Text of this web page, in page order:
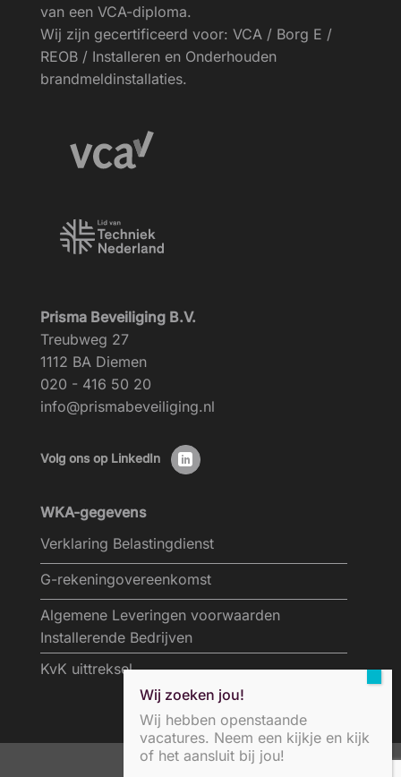
van een VCA-diploma.
Wij zijn gecertificeerd voor: VCA / Borg E /
REOB / Installeren en Onderhouden
brandmeldinstallaties.
Prisma Beveiliging B.V.
Treubweg 27
1112 BA Diemen
020 - 416 50 20
info@prismabeveiliging.nl
Volg ons op LinkedIn
WKA-gegevens
Verklaring Belastingdienst
G-rekeningovereenkomst
Algemene Leveringen voorwaarden
Installerende Bedrijven
KvK uittreksel
privacybeleid/disclaimer
Wij zoeken jou!
Wij hebben openstaande
vacatures. Neem een kijkje en kijk
of het aansluit bij jou!